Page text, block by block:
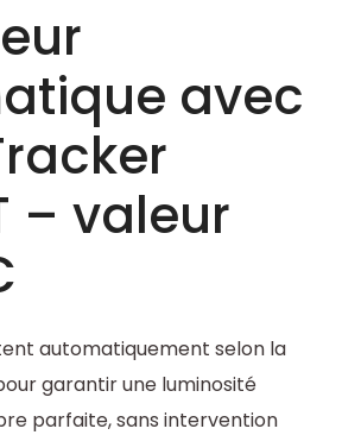
avec
– valeur
automatiquement selon la
garantir une luminosité
parfaite, sans intervention